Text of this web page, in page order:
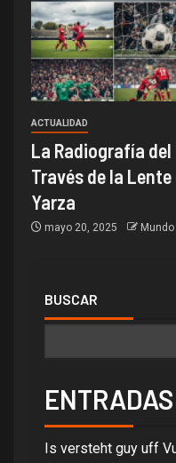
ACTUALIDAD
La Radiografía
Través de la
Yarza
mayo 20, 2025
BUSCAR
Is versteht guy uff